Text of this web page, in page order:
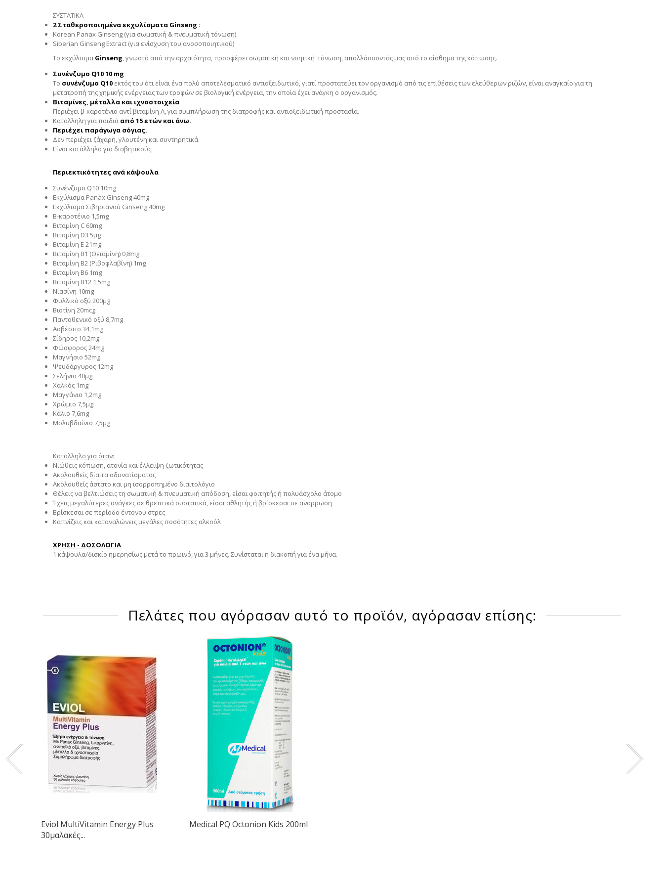
ΣΥΣΤΑΤΙΚΑ
2 Σταθεροποιημένα εκχυλίσματα Ginseng :
Korean Panax Ginseng (για σωματική & πνευματική τόνωση)
Siberian Ginseng Extract (για ενίσχυση του ανοσοποιητικού)
Το εκχύλισμα Ginseng , γνωστό από την αρχαιότητα, προσφέρει σωματική και νοητική τόνωση, απαλλάσσοντάς μας από το αίσθημα της κόπωσης.
Συνένζυμο Q10 10 mg
Το συνένζυμο Q10 εκτός του ότι είναι ένα πολύ αποτελεσματικό αντιοξειδωτικό, γιατί προστατεύει τον οργανισμό από τις επιθέσεις των ελεύθερων ριζών, είναι αναγκαίο για τη
μετατροπή της χημικής ενέργειας των τροφών σε βιολογική ενέργεια, την οποία έχει ανάγκη ο οργανισμός.
Βιταμίνες, μέταλλα και ιχνοστοιχεία
Περιέχει β-καροτένιο αντί βιταμίνη Α, για συμπλήρωση της διατροφής και αντιοξειδωτική προστασία.
Κατάλληλη για παιδιά από 15 ετών και άνω.
Περιέχει παράγωγα σόγιας.
Δεν περιέχει ζάχαρη, γλουτένη και συντηρητικά.
Είναι κατάλληλο για διαβητικούς.
Περιεκτικότητες ανά κάψουλα
Συνένζυμο Q10 10mg
Εκχύλισμα Panax Ginseng 40mg
Εκχύλισμα Σιβηριανoύ Ginseng 40mg
Β-καροτένιο 1,5mg
Βιταμίνη C 60mg
Βιταμίνη D3 5μg
Βιταμίνη Ε 21mg
Βιταμίνη Β1 (Θειαμίνη) 0,8mg
Βιταμίνη Β2 (Ριβοφλαβίνη) 1mg
Βιταμίνη Β6 1mg
Βιταμίνη Β12 1,5mg
Νιασίνη 10mg
Φυλλικό οξύ 200μg
Βιοτίνη 20mcg
Παντοθενικό οξύ 8,7mg
Ασβέστιο 34,1mg
Σίδηρος 10,2mg
Φώσφορος 24mg
Μαγνήσιο 52mg
Ψευδάργυρος 12mg
Σελήνιο 40μg
Χαλκός 1mg
Μαγγάνιο 1,2mg
Χρώμιο 7,5μg
Κάλιο 7,6mg
Μολυβδαίνιο 7,5μg
Κατάλληλο για όταν:
Νιώθεις κόπωση, ατονία και έλλειψη ζωτικότητας
Ακολουθείς δίαιτα αδυνατίσματος
Ακολουθείς άστατο και μη ισορροπημένο διαιτολόγιο
Θέλεις να βελτιώσεις τη σωματική & πνευματική απόδοση, είσαι φοιτητής ή πολυάσχολο άτομο
Έχεις μεγαλύτερες ανάγκες σε θρεπτικά συστατικά, είσαι αθλητής ή βρίσκεσαι σε ανάρρωση
Βρίσκεσαι σε περίοδο έντονου στρες
Καπνίζεις και καταναλώνεις μεγάλες ποσότητες αλκοόλ
ΧΡΗΣΗ - ΔΟΣΟΛΟΓΙΑ
1 κάψουλα/δισκίο ημερησίως μετά το πρωινό, για 3 μήνες. Συνίσταται η διακοπή για ένα μήνα.
Πελάτες που αγόρασαν αυτό το προϊόν, αγόρασαν επίσης:
Eviol MultiVitamin Energy Plus
30μαλακές...
Medical PQ Octonion Kids 200ml